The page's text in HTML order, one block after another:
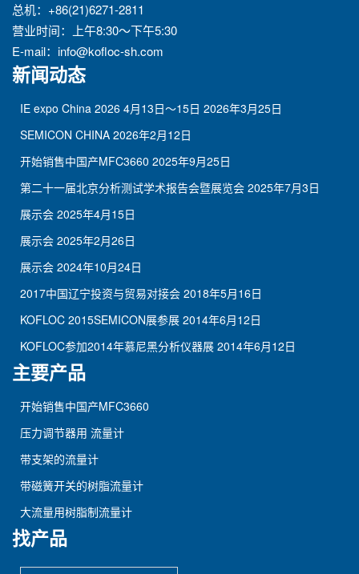
总机：+86(21)6271-2811
营业时间：上午8:30～下午5:30
E-mail： info@kofloc-sh.com
新闻动态
IE expo China 2026 4月13日～15日 2026年3月25日
SEMICON CHINA 2026年2月12日
开始销售中国产MFC3660 2025年9月25日
第二十一届北京分析测试学术报告会暨展览会 2025年7月3日
展示会 2025年4月15日
展示会 2025年2月26日
展示会 2024年10月24日
2017中国辽宁投资与贸易对接会 2018年5月16日
KOFLOC 2015SEMICON展参展 2014年6月12日
KOFLOC参加2014年慕尼黑分析仪器展 2014年6月12日
主要产品
开始销售中国产MFC3660
压力调节器用 流量计
带支架的流量计
带磁簧开关的树脂流量计
大流量用树脂制流量计
找产品